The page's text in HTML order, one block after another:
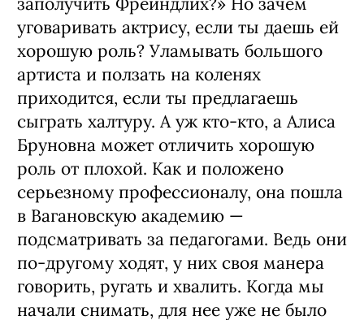
В сценарии была написана роль для
выдающейся женщины. Она в годах,
вздорная, тяжелая, гениальная.
Жестокая, но способная на любовь.
Таких актрис уже почти не осталось,
это поколение уходит. Много лет назад
я снимал Алису Бруновну
(в «Подмосковных вечерах». — Прим.
ред.), и у нас достаточно теплые
отношения. Сейчас все время
спрашивают: «Как вам удалось
заполучить Фрейндлих?» Но зачем
уговаривать актрису, если ты даешь ей